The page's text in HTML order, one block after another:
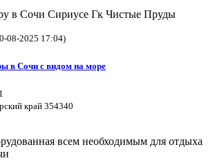
в Сочи Сириусе Гк Чистые Пруды
08-2025 17:04)
в Сочи с видом на море
край 354340
всем необходимым для отдыха